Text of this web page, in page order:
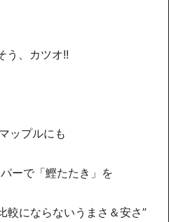
う、カツオ!!
マップルにも
ーで「鰹たたき」を
較にならないうまさ＆安さ”